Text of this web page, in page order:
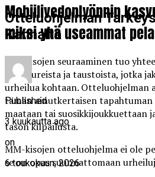
Otteluohjelman
Kannalta
MM-kisojen seuraaminen tuo
kulttuureista ja taustoista, jotka
urheilua kohtaan. Otteluohjelman
tämän ainutkertaisen tapahtuman
maataan tai suosikkijoukkuettaan
tason kilpailusta.
MM-kisojen otteluohjelma ei ole
se on opas suunnattomaan
Mobiilivedonlyönnin
miksi yhä useammat
Published
3 kuukautta ago
on
6 toukokuun, 2026